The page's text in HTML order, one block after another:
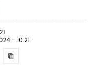
- 10:21